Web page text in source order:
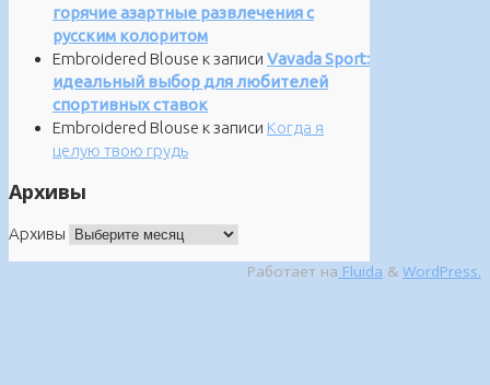
горячие азартные развлечения с
русским колоритом
Embroidered Blouse к записи Vavada Sport:
идеальный выбор для любителей
спортивных ставок
Embroidered Blouse к записи Когда я
целую твою грудь
Архивы
Архивы
Работает на Fluida & WordPress.